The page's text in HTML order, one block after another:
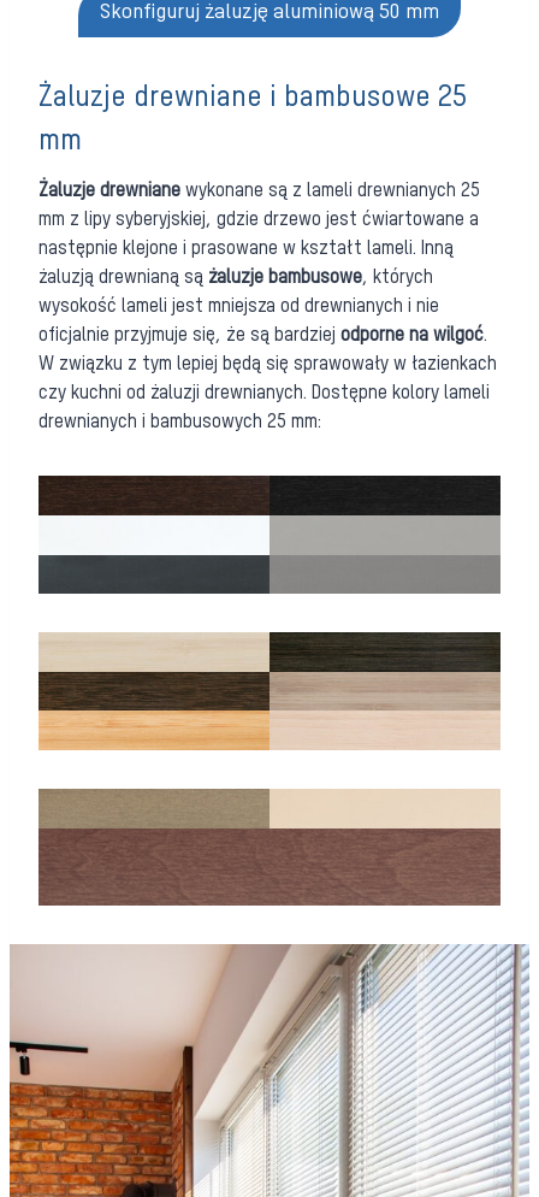
Skonfiguruj żaluzję aluminiową 50 mm
Żaluzje drewniane i bambusowe 25
mm
Żaluzje drewniane wykonane są z lameli drewnianych 25
mm z lipy syberyjskiej, gdzie drzewo jest ćwiartowane a
następnie klejone i prasowane w kształt lameli. Inną
żaluzją drewnianą są żaluzje bambusowe, których
wysokość lameli jest mniejsza od drewnianych i nie
oficjalnie przyjmuje się, że są bardziej odporne na wilgoć.
W związku z tym lepiej będą się sprawowały w łazienkach
czy kuchni od żaluzji drewnianych. Dostępne kolory lameli
drewnianych i bambusowych 25 mm: